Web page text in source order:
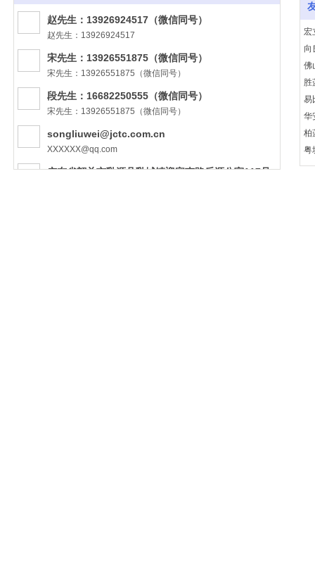
宏
向
佛
胜
易
华
柏
粤
火
赵先生：13926924517（微信同号）
赵先生：13926924517
宋先生：13926551875（微信同号）
宋先生：13926551875（微信同号）
段先生：16682250555（微信同号）
宋先生：13926551875（微信同号）
songliuwei@jctc.com.cn
XXXXXX@qq.com
广东省韶关市乳源县乳城镇迎宾南路乐源公寓117号